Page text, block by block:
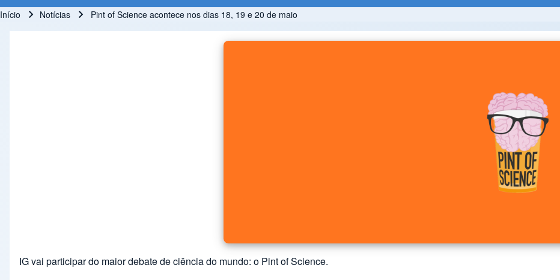
Trilha de navegação
Início Notícias Pint of Science acontece nos dias 18, 19 e 20 de maio
IG vai participar do maior debate de ciência do mundo: o Pint of Science.